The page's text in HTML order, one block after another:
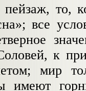
то,
все
к
мир
имеют